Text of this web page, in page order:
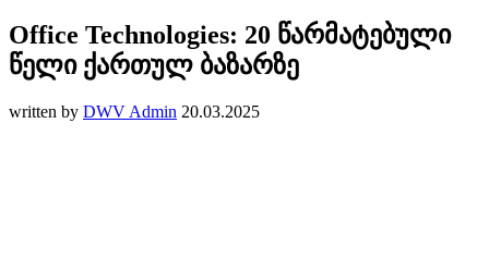
Office Technologies: 20 წარმატებული
წელი ქართულ ბაზარზე
written by DWV Admin 20.03.2025